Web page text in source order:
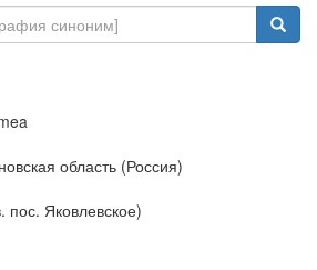
область (Россия)
пос. Яковлевское)